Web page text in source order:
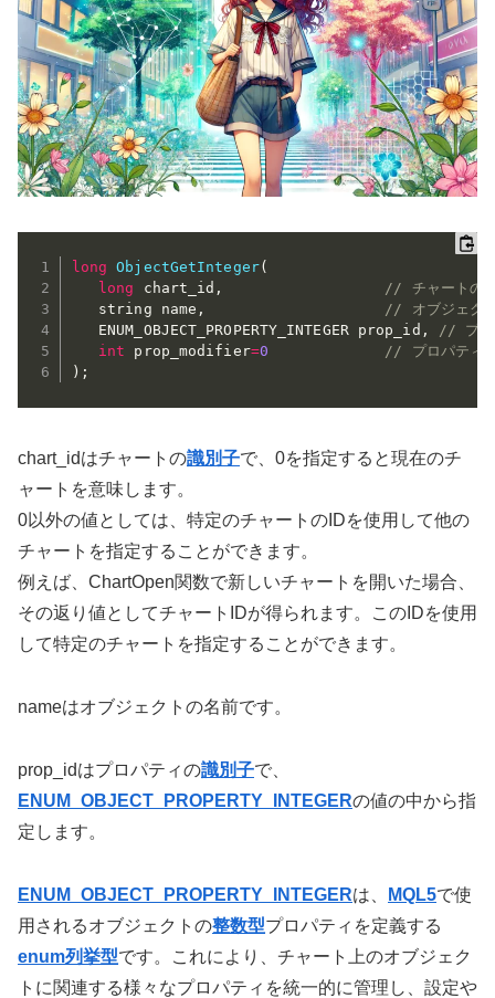
long ObjectGetInteger(
long chart_id ,
// チャートの
   string name
,
// オブジェク
   ENUM_OBJECT_PROPERTY_INTEGER prop_id
,
// プロ
int prop_modifier=0
// プロパティ
) ;
chart_idはチャートの識別子で、0を指定すると現在のチ
ャートを意味します。
0以外の値としては、特定のチャートのIDを使用して他の
チャートを指定することができます。
例えば、ChartOpen関数で新しいチャートを開いた場合、
その返り値としてチャートIDが得られます。このIDを使用
して特定のチャートを指定することができます。
nameはオブジェクトの名前です。
prop_idはプロパティの識別子で、
ENUM_OBJECT_PROPERTY_INTEGERの値の中から指
定します。
ENUM_OBJECT_PROPERTY_INTEGERは、 MQL5で使
用されるオブジェクトの整数型プロパティを定義する
enum列挙型です。これにより、チャート上のオブジェク
トに関連する様々なプロパティを統一的に管理し、設定や